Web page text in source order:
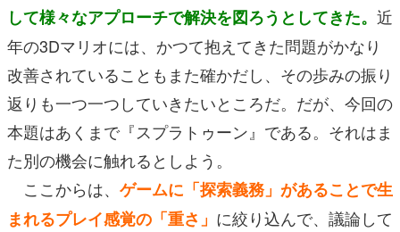
して様々なアプローチで解決を図ろうとしてきた。 近
年の3Dマリオには、かつて抱えてきた問題がかなり
改善されていることもまた確かだし、その歩みの振り
返りも一つ一つしていきたいところだ。だが、今回の
本題はあくまで『スプラトゥーン』である。それはま
た別の機会に触れるとしよう。
ここからは、 ゲームに「探索義務」があることで生
まれるプレイ感覚の「重さ」 に絞り込んで、議論して